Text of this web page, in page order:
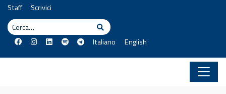
Staff
Scrivici
Cerca
Cerca
Italiano English